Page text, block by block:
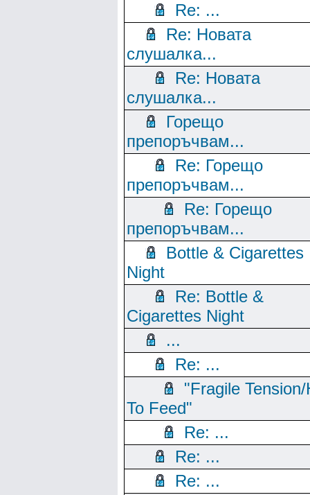
Re: ...
Re: Новата
слушалка...
Re: Новата
слушалка...
Горещо
препоръчвам...
Re: Горещо
препоръчвам...
Re: Горещо
препоръчвам...
Bottle & Cigarettes
Night
Re: Bottle &
Cigarettes Night
...
Re: ...
"Fragile Tension/
To Feed"
Re: ...
Re: ...
Re: ...